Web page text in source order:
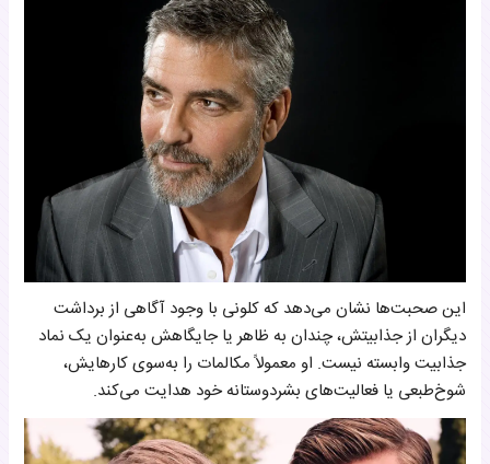
این صحبت‌ها نشان می‌دهد که کلونی با وجود آگاهی از برداشت
دیگران از جذابیتش، چندان به ظاهر یا جایگاهش به‌عنوان یک نماد
جذابیت وابسته نیست. او معمولاً مکالمات را به‌سوی کارهایش،
شوخ‌طبعی یا فعالیت‌های بشردوستانه خود هدایت می‌کند.